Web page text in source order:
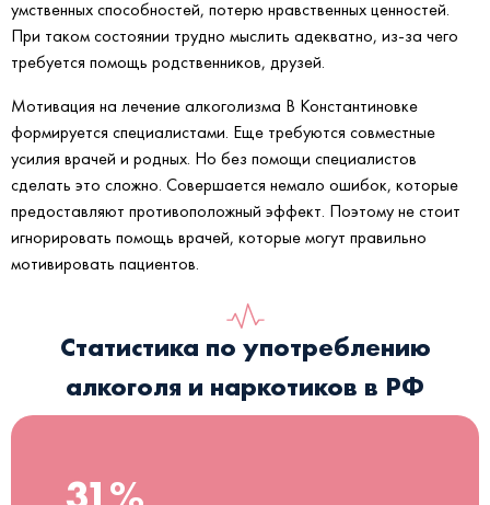
умственных способностей, потерю нравственных ценностей.
При таком состоянии трудно мыслить адекватно, из-за чего
требуется помощь родственников, друзей.
Мотивация на лечение алкоголизма В Константиновке
формируется специалистами. Еще требуются совместные
усилия врачей и родных. Но без помощи специалистов
сделать это сложно. Совершается немало ошибок, которые
предоставляют противоположный эффект. Поэтому не стоит
игнорировать помощь врачей, которые могут правильно
мотивировать пациентов.
Статистика по употреблению
алкоголя и наркотиков в РФ